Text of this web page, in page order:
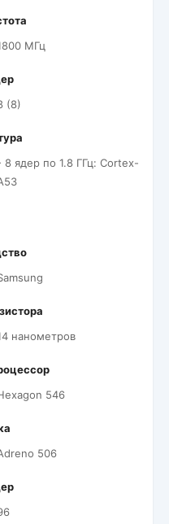
МГц
(8)
8 ядер по 1.8 ГГц: Cortex-
нанометров
546
506